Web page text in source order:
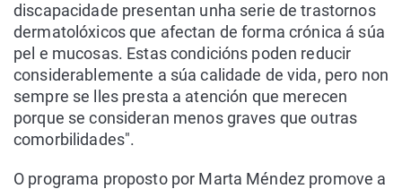
discapacidade presentan unha serie de trastornos
dermatolóxicos que afectan de forma crónica á súa
pel e mucosas. Estas condicións poden reducir
considerablemente a súa calidade de vida, pero non
sempre se lles presta a atención que merecen
porque se consideran menos graves que outras
comorbilidades".
O programa proposto por Marta Méndez promove a